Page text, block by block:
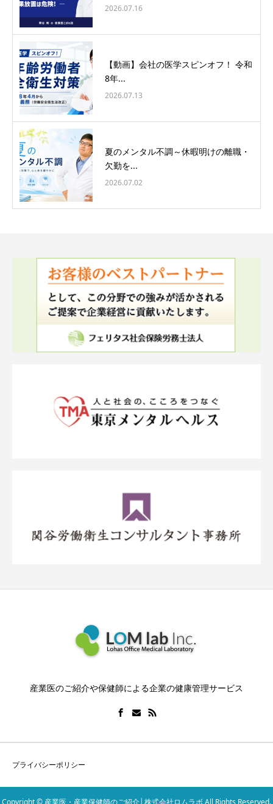
2026.07.16
【動画】会社の医学スピンオフ！ 令和
8年...
2026.07.13
夏のメンタル不調～休暇明けの離職・
欠勤を...
2026.07.02
産業医のご紹介や保健師による企業の健康管理サービス
プライバシーポリシー